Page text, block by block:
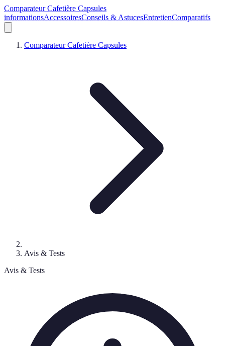
Comparateur Cafetière Capsules
informationsAccessoiresConseils & AstucesEntretienComparatifs
Comparateur Cafetière Capsules
Avis & Tests
Avis & Tests